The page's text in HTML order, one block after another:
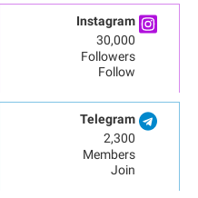
Instagram
30,000
Followers
Follow
Telegram
2,300
Members
Join